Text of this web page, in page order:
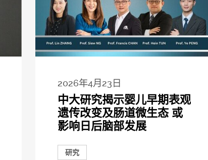
2026年4月23日
中大研究揭示婴儿早期表观
遗传改变及肠道微生态 或
影响日后脑部发展
研究